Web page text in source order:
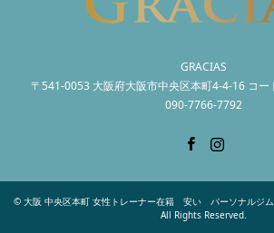
GRACIAS
〒541-0053 大阪府大阪市中央区本町4-4-16 コ
090-7766-7792
© 大阪 中央区本町 女性トレーナー在籍 安い パーソナルジム
All Rights Reserved.